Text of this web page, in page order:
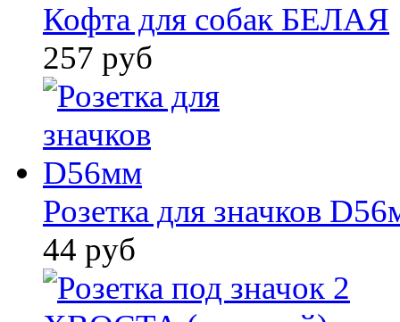
Кофта для собак БЕЛАЯ
257 руб
Розетка для значков
44 руб